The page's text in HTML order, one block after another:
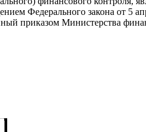
Федерального закона от 5
приказом Министерства